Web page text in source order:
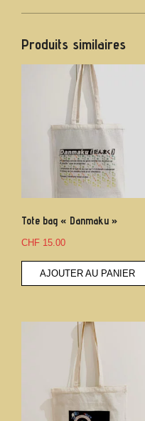
Produits similaires
Tote bag « Danmaku »
CHF 15.00
AJOUTER AU PANIER